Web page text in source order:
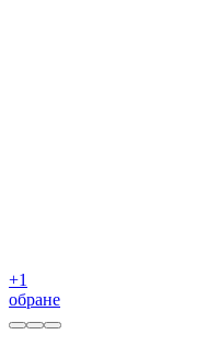
+1
обране